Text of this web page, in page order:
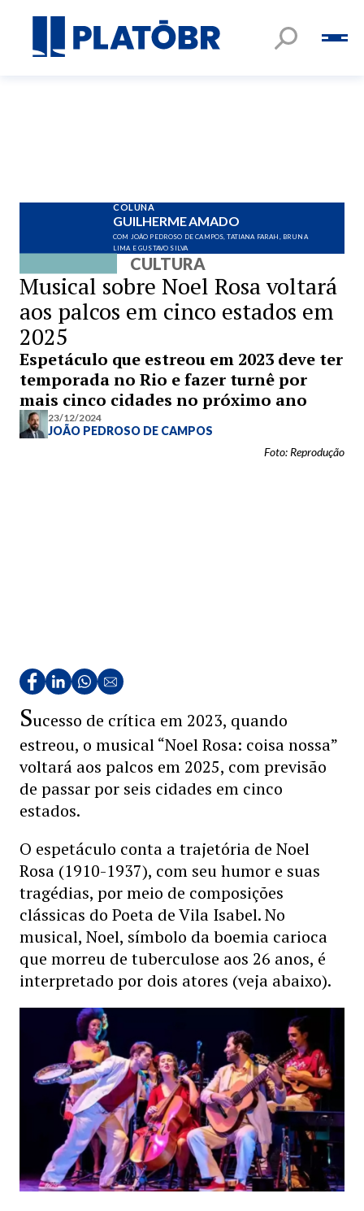
COLUNA
GUILHERME AMADO
COM JOÃO PEDROSO DE CAMPOS, TATIANA FARAH, BRUNA
LIMA E GUSTAVO SILVA
CULTURA
Musical sobre Noel Rosa voltará
aos palcos em cinco estados em
2025
Espetáculo que estreou em 2023 deve ter
temporada no Rio e fazer turnê por
mais cinco cidades no próximo ano
23/12/2024
JOÃO PEDROSO DE CAMPOS
Foto: Reprodução
Sucesso de crítica em 2023, quando
estreou, o musical “Noel Rosa: coisa nossa”
voltará aos palcos em 2025, com previsão
de passar por seis cidades em cinco
estados.
O espetáculo conta a trajetória de Noel
Rosa (1910-1937), com seu humor e suas
tragédias, por meio de composições
clássicas do Poeta de Vila Isabel. No
musical, Noel, símbolo da boemia carioca
que morreu de tuberculose aos 26 anos, é
interpretado por dois atores (veja abaixo).